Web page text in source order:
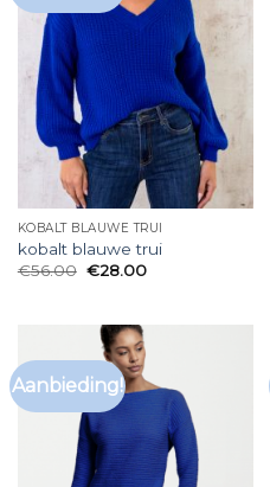
KOBALT BLAUWE TRUI
kobalt blauwe trui
€56.00 €28.00
Aanbieding!